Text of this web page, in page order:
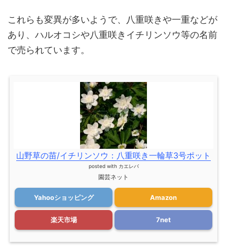
これらも変異が多いようで、八重咲きや一重などが
あり、ハルオコシや八重咲きイチリンソウ等の名前
で売られています。
山野草の苗/イチリンソウ：八重咲き一輪草3号ポット
posted with カエレバ
園芸ネット
Yahooショッピング Amazon
楽天市場 7net